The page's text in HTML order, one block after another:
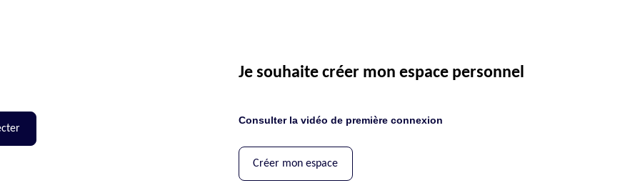
Je souhaite créer mon espace personnel
Consulter la vidéo de première connexion
Créer mon espace